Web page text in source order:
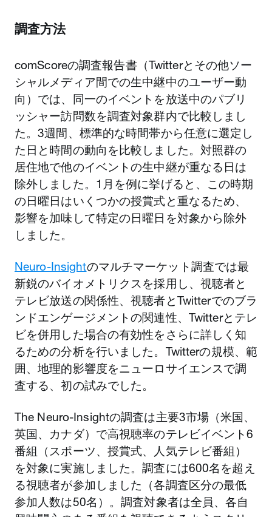
調査方法
comScoreの調査報告書（Twitterとその他ソー
シャルメディア間での生中継中のユーザー動
向）では、同一のイベントを放送中のパブリ
ッシャー訪問数を調査対象群内で比較しまし
た。3週間、標準的な時間帯から任意に選定し
た日と時間の動向を比較しました。対照群の
居住地で他のイベントの生中継が重なる日は
除外しました。1月を例に挙げると、この時期
の日曜日はいくつかの授賞式と重なるため、
影響を加味して特定の日曜日を対象から除外
しました。
Neuro-Insightのマルチマーケット調査では最
新鋭のバイオメトリクスを採用し、視聴者と
テレビ放送の関係性、視聴者とTwitterでのブラ
ンドエンゲージメントの関連性、Twitterとテレ
ビを併用した場合の有効性をさらに詳しく知
るための分析を行いました。Twitterの規模、範
囲、地理的影響度をニューロサイエンスで調
査する、初の試みでした。
The Neuro-Insightの調査は主要3市場（米国、
英国、カナダ）で高視聴率のテレビイベント6
番組（スポーツ、授賞式、人気テレビ番組）
を対象に実施しました。調査には600名を超え
る視聴者が参加しました（各調査区分の最低
参加人数は50名）。調査対象者は全員、各自